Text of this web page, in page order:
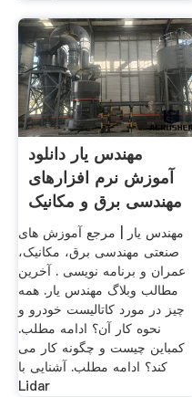
مهندس یار دانلود
آموزش نرم افزارهای
مهندسی برق و مکانیک
مهندس یار | مرجع آموزش های
صنعتی مهندسی برق، مکانیک،
عمران و برنامه نویسی . آخرین
مطالب وبلاگ مهندس یار. همه
چیز در مورد کاتالیست خودرو و
نحوه کار آن؟ ادامه مطلب.
کمباین چیست و چگونه کار می
کند؟ ادامه مطلب. آشنایی با
Lidar